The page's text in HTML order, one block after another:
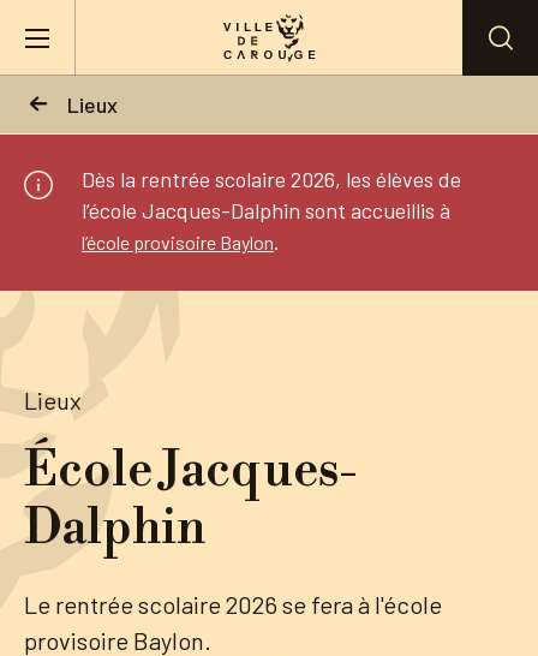
Lieux
Mairie
Agenda
Lieux
Tourisme
Dès la rentrée scolaire 2026, les élèves de
l’école Jacques-Dalphin sont accueillis à
l’école provisoire Baylon.
Lieux
École Jacques-
Dalphin
Le rentrée scolaire 2026 se fera à l'école
provisoire Baylon.